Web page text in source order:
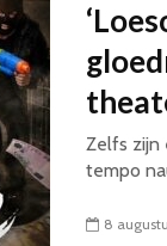
Zelfs zijn
tempo
8